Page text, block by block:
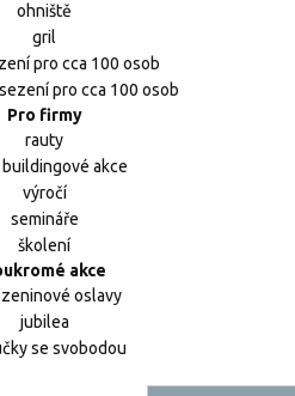
ohniště
gril
pro cca 100 osob
pro cca 100 osob
Pro firmy
rauty
akce
výročí
semináře
školení
akce
oslavy
jubilea
se svobodou